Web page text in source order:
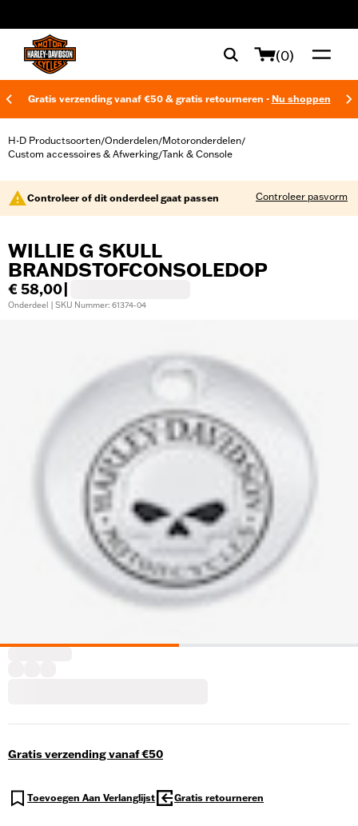
(0)
Gratis verzending vanaf €50 & gratis retourneren - Nu shoppen
H-D Productsoorten/Onderdelen/Motoronderdelen/
Custom accessoires & Afwerking/Tank & Console
Controleer of dit onderdeel gaat passen Controleer pasvorm
WILLIE G SKULL
BRANDSTOFCONSOLEDOP
€ 58,00
Onderdeel | SKU Nummer: 61374-04
Gratis verzending vanaf €50
Toevoegen Aan Verlanglijst Gratis retourneren